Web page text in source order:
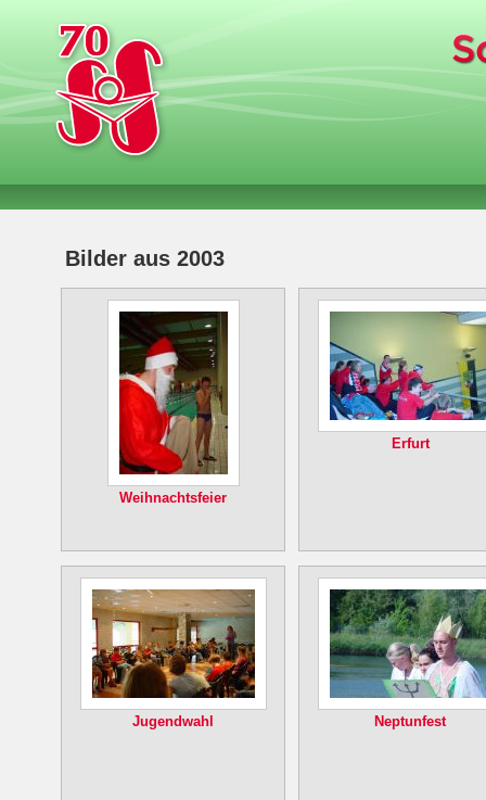
Bilder aus 2003
Weihnachtsfeier
Erfurt
Jugendwahl Neptunfest